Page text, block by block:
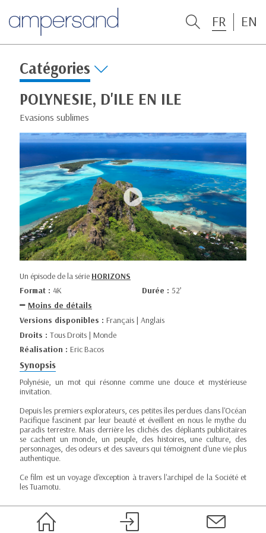
FR EN
Catégories
POLYNESIE, D'ILE EN ILE
Evasions sublimes
Un épisode de la série HORIZONS
Format : 4K Durée : 52’
Moins de détails
Versions disponibles : Français | Anglais
Droits : Tous Droits | Monde
Réalisation : Eric Bacos
Synopsis
Polynésie, un mot qui résonne comme une douce et mystérieuse
invitation.
Depuis les premiers explorateurs, ces petites îles perdues dans l'Océan
Pacifique fascinent par leur beauté et éveillent en nous le mythe du
paradis terrestre. Mais derrière les clichés des dépliants publicitaires
se cachent un monde, un peuple, des histoires, une culture, des
personnages, des odeurs et des saveurs qui témoignent d'une vie plus
authentique.
Ce film est un voyage d'exception à travers l'archipel de la Société et
les Tuamotu.